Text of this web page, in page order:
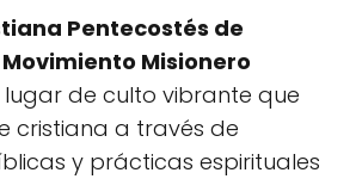
Pentecostés de
Misionero
lugar de culto vibrante que
cristiana a través de
y prácticas espirituales